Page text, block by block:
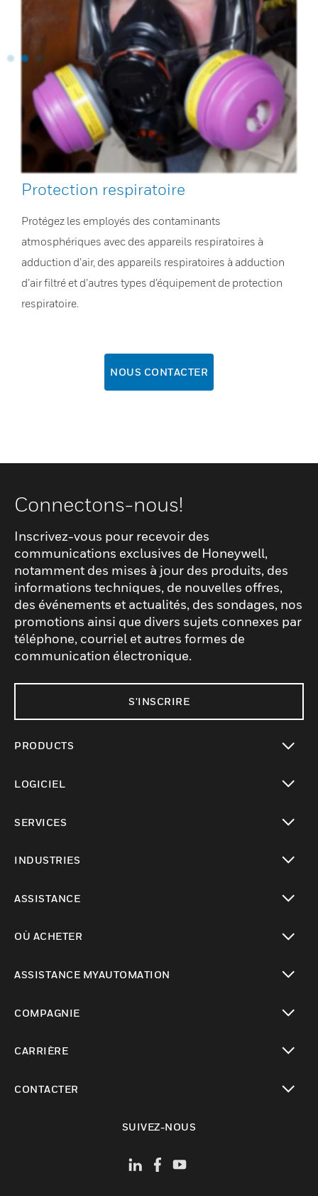
Protection respiratoire
Protégez les employés des contaminants
atmosphériques avec des appareils respiratoires à
adduction d’air, des appareils respiratoires à adduction
d’air filtré et d’autres types d’équipement de protection
respiratoire.
NOUS CONTACTER
Connectons-nous!
Inscrivez-vous pour recevoir des
communications exclusives de Honeywell,
notamment des mises à jour des produits, des
informations techniques, de nouvelles offres,
des événements et actualités, des sondages, nos
promotions ainsi que divers sujets connexes par
téléphone, courriel et autres formes de
communication électronique.
S'INSCRIRE
PRODUCTS
LOGICIEL
SERVICES
INDUSTRIES
ASSISTANCE
OÙ ACHETER
ASSISTANCE MYAUTOMATION
COMPAGNIE
CARRIÈRE
CONTACTER
SUIVEZ-NOUS